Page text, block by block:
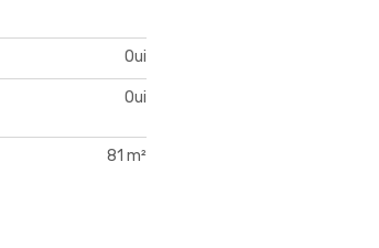
Oui
Oui
81 m²